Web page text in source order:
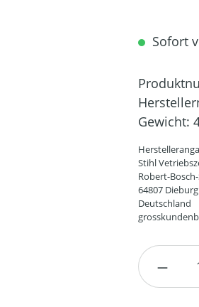
Sofort
Gewicht:
Stihl
Robert-
64807 Dieburg
Deutschland